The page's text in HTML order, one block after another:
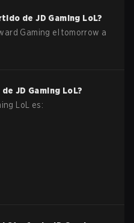
deJD Gaming LoL?
Gaming el tomorrow a
de JD Gaming LoL?
LoL
es: